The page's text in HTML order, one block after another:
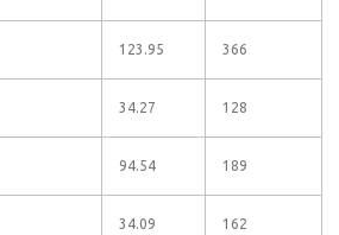
123.95 366
34.27 128
94.54 189
34.09 162